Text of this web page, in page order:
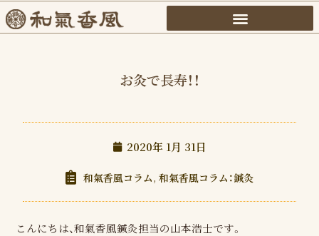
内
容
お灸で長寿！！
2020年 1月 31日
和氣香風コラム, 和氣香風コラム：鍼灸
こんにちは、和氣香風鍼灸担当の山本浩士です。